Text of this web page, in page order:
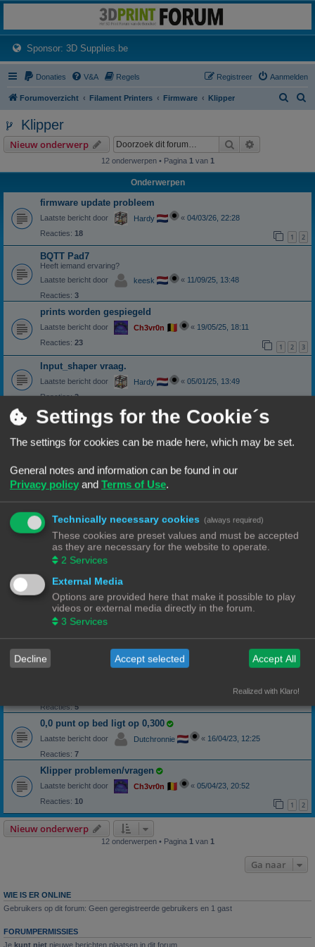
Het 3D print forum van de Benelux na de sluiting van 3dprintforum.nl
Sponsor: 3D Supplies.be(Opens a new tab)
Donaties V&A Regels Aanmelden
Registreer
Forumoverzicht Filament Printers Firmware Klipper
Klipper
Nieuw onderwerp Zoek
12 onderwerpen • Pagina 1 van 1
Onderwerpen
firmware update probleem
Laatste bericht door Hardy « 04/03/26, 22:28
Reacties: 18 1 2
BQTT Pad7
Heeft iemand ervaring?
Laatste bericht door
keesk « 11/09/25, 13:48
Reacties: 3
prints worden gespiegeld
Laatste bericht door Ch3vr0n « 19/05/25, 18:11
Reacties: 23 1 2 3
Input_shaper vraag.
Laatste bericht door Hardy « 05/01/25, 13:49
Reacties:2
Printer.cfg file niet zichtbaar
Laatste bericht door
Reacties:3
Laatste bericht door Hardy «04/10/24, 19:48
klipper
Laatste bericht door
deveha «13/02/24, 10:10
Reacties:45 1
Maatvoering ontwerpen in klipper
Maatvoering ontwerpen in klipper
Laatste bericht door
Reacties:
Weer een nieuw klipper probleem
Reacties:
Klipperscreen
18/05/23, 22:55
Reacties:5
0,0 punt op bed ligt op 0,300
Laatste bericht door Dutchronnie « 16/04/23, 12:25
Reacties: 7
Klipper problemen/vragen
Laatste bericht door Ch3vr0n « 05/04/23, 20:52
Reacties: 10 1 2
Nieuw onderwerp
12 onderwerpen • Pagina 1 van 1
Ga naar
WIE IS ER ONLINE
Gebruikers op dit forum: Geen geregistreerde gebruikers en 1 gast
FORUMPERMISSIES
Je kunt niet nieuwe berichten plaatsen in dit forum
Settings for the Cookie´s
The settings for cookies can be made here, which may be set.
General notes and information can be found in our
Privacy policy and Terms of Use.
Technically necessary cookies (always required)
These cookies are preset values and must be accepted
as they are necessary for the website to operate.
2 Services
External Media
Options are provided here that make it possible to play
videos or external media directly in the forum.
3 Services
Decline Accept selected Accept All
Realized with Klaro!